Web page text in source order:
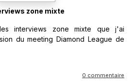
zone mixte
interviews zone mixte que j'ai
du meeting Diamond League de
0 commentaire